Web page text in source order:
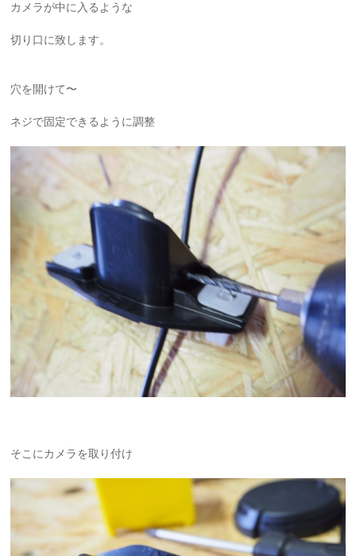
カメラが中に入るような
切り口に致します。
穴を開けて〜
ネジで固定できるように調整
そこにカメラを取り付け